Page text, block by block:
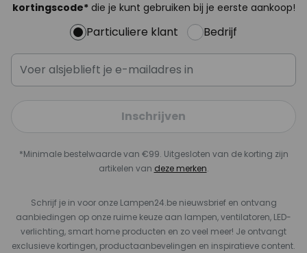
kortingscode*die je kunt gebruiken bij je eerste aankoop!
Particuliere klant Bedrijf
Inschrijven
*Minimale bestelwaarde van €99. Uitgesloten van de korting zijn
artikelen van deze merken.
Schrijf je in voor onze Lampen24.be nieuwsbrief en ontvang
aanbiedingen op onze ruime keuze aan lampen, ventilatoren, LED-
verlichting, smart home producten en zo veel meer! Je ontvangt
exclusieve kortingen, productaanbevelingen en inspiratieve content.